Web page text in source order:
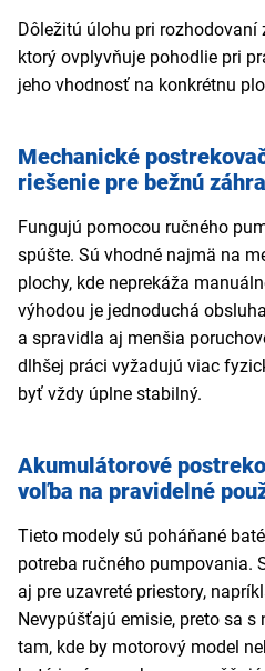
Dôležitú úlohu pri rozhodovaní
ktorý ovplyvňuje pohodlie pri
jeho vhodnosť na konkrétnu
Mechanické
riešenie pre bežnú
Fungujú pomocou ručného
spúšte. Sú vhodné najmä na
plochy, kde neprekáža
výhodou je jednoduchá
a spravidla aj menšia
dlhšej práci vyžadujú viac
byť vždy úplne stabilný.
Akumulátorové
voľba na pravidelné
Tieto modely sú poháňané
potreba ručného pumpovania.
aj pre uzavreté priestory,
Nevypúšťajú emisie, preto sa
tam, kde by motorový model